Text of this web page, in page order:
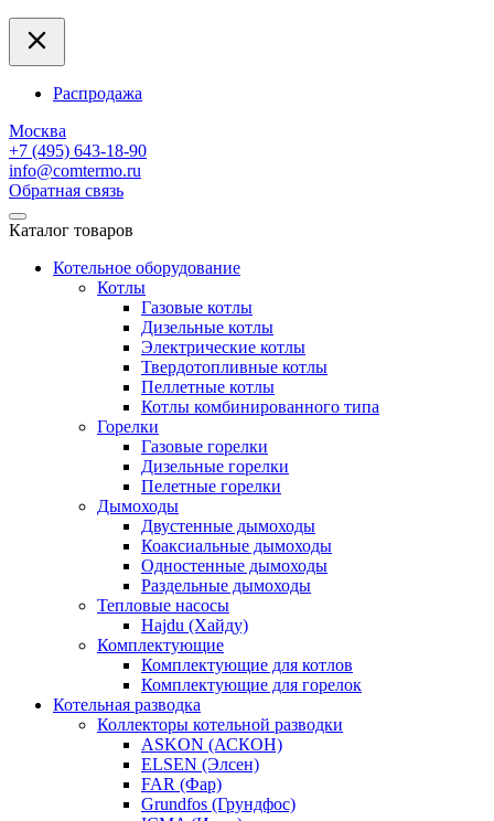
Распродажа
Москва
+7 (495) 643-18-90
info@comtermo.ru
Обратная связь
Каталог товаров
Котельное оборудование
Котлы
Газовые котлы
Дизельные котлы
Электрические котлы
Твердотопливные котлы
Пеллетные котлы
Котлы комбинированного типа
Горелки
Газовые горелки
Дизельные горелки
Пелетные горелки
Дымоходы
Двустенные дымоходы
Коаксиальные дымоходы
Одностенные дымоходы
Раздельные дымоходы
Тепловые насосы
Hajdu (Хайду)
Комплектующие
Комплектующие для котлов
Комплектующие для горелок
Котельная разводка
Коллекторы котельной разводки
ASKON (АСКОН)
ELSEN (Элсен)
FAR (Фар)
Grundfos (Грундфос)